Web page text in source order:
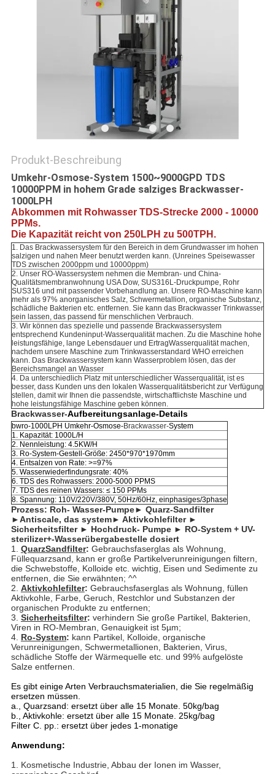
Produkt-Beschreibung
Umkehr-Osmose-System 1500~9000GPD TDS
10000PPM in hohem Grade salziges Brackwasser-
1000LPH
Abkommen mit Rohwasser TDS-Strecke 2000 - 10000
PPMs.
Die Kapazität reicht von 250LPH zu 500TPH.
1. Das Brackwassersystem für den Bereich in dem Grundwasser im hohen
salzigen und nahen Meer benutzt werden kann. (Unreines Speisewasser
TDS zwischen 2000ppm und 10000ppm)
2. Unser RO-Wassersystem nehmen die Membran- und China-
Qualitätsmembranwohnung USA Dow, SUS316L-Druckpumpe, Rohr
SUS316 und mit passender Vorbehandlung an. Unsere RO-Maschine kann
mehr als 97% anorganisches Salz, Schwermetallion, organische Substanz,
schädliche Bakterien etc. entfernen. Sie kann das Brackwasser Trinkwasser
sein lassen, das passend für menschlichen Verbrauch.
3. Wir können das spezielle und passende Brackwassersystem
entsprechend Kundeninput-Wasserqualität machen. Zu die Maschine hohe
leistungsfähige, lange Lebensdauer und ErtragWasserqualität machen,
nachdem unsere Maschine zum Trinkwasserstandard WHO erreichen
kann. Das Brackwassersystem kann Wasserproblem lösen, das der
Bereichsmangel an Wasser
4. Da unterschiedlich Platz mit unterschiedlicher Wasserqualität, ist es
besser, dass Kunden uns den lokalen Wasserqualitätsbericht zur Verfügung
stellen, damit wir Ihnen die passendste, wirtschaftlichste Maschine und
hohe leistungsfähige Maschine geben können.
Brackwasser-Aufbereitungsanlage-Details
bwro-1000LPH Umkehr-Osmose-Brackwasser-System
1. Kapazität: 1000L/H
2. Nennleistung: 4.5KW/H
3. Ro-System-Gestell-Größe: 2450*970*1970mm
4. Entsalzen von Rate: >=97%
5. Wasserwiederfindungsrate: 40%
6. TDS des Rohwassers: 2000-5000 PPMS
7. TDS des reinen Wassers: ≤ 150 PPMs
8. Spannung: 110V/220V/380V, 50Hz/60Hz, einphasiges/3phase
Prozess: Roh- Wasser-Pumpe► Quarz-Sandfilter
►Antiscale, das system► Aktivkohlefilter ►
Sicherheitsfilter ► Hochdruck- Pumpe ► RO-System + UV-
sterilizer+-Wasserübergabestelle dosiert
1. QuarzSandfilter: Gebrauchsfaserglas als Wohnung,
Füllequarzsand, kann er große Partikelverunreinigungen filtern,
die Schwebstoffe, Kolloide etc. wichtig, Eisen und Sedimente zu
entfernen, die Sie erwähnten; ^^
2. Aktivkohlefilter: Gebrauchsfaserglas als Wohnung, füllen
Aktivkohle, Farbe, Geruch, Restchlor und Substanzen der
organischen Produkte zu entfernen;
3. Sicherheitsfilter: verhindern Sie große Partikel, Bakterien,
Viren in RO-Membran, Genauigkeit ist 5µm;
4. Ro-System: kann Partikel, Kolloide, organische
Verunreinigungen, Schwermetallionen, Bakterien, Virus,
schädliche Stoffe der Wärmequelle etc. und 99% aufgelöste
Salze entfernen.
Es gibt einige Arten Verbrauchsmaterialien, die Sie regelmäßig
ersetzen müssen.
a., Quarzsand: ersetzt über alle 15 Monate. 50kg/bag
b., Aktivkohle: ersetzt über alle 15 Monate. 25kg/bag
Filter C. pp.: ersetzt über jedes 1-monatige
Anwendung:
1. Kosmetische Industrie, Abbau der Ionen im Wasser,